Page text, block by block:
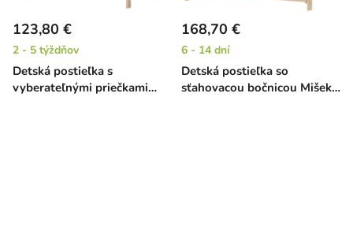
Detská postieľka s
vyberateľnými priečkami
123,80 €
2 - 5 týždňov
Detská postieľka so
sťahovacou bočnicou Mišek -
168,70 €
6 - 14 dní